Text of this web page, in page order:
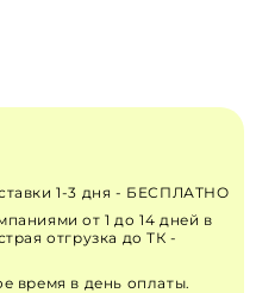
1-3 дня - БЕСПЛАТНО
от 1 до 14 дней в
отгрузка до ТК -
время в день оплаты.